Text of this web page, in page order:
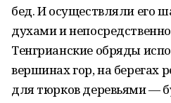
бед. И осуществляли его
духами и
Тенгрианские обряды
вершинах гор, на берегах
для тюрков деревьями —